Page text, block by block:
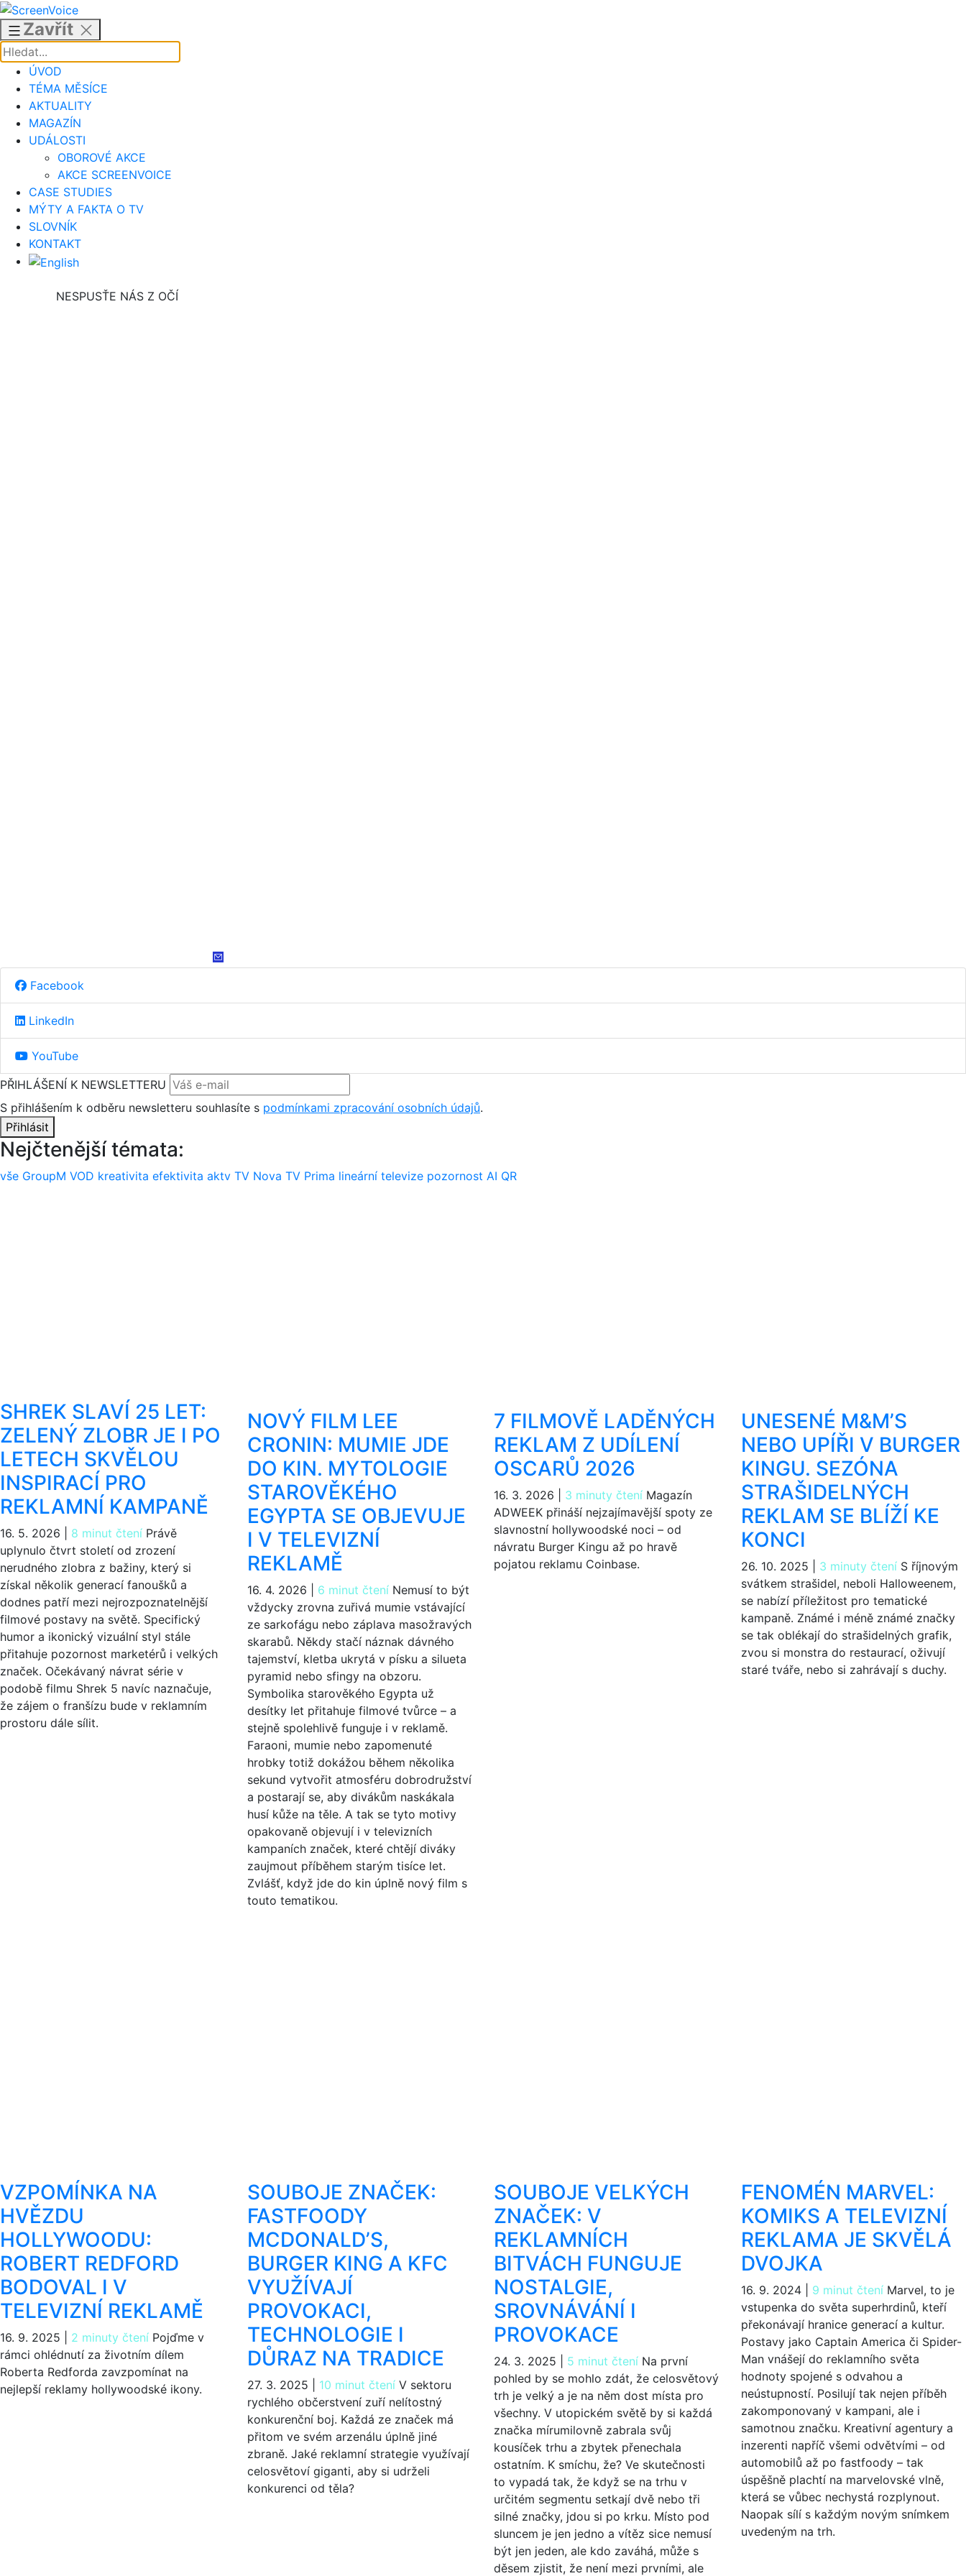
Přejít
obsahu
Zavřít
ÚVOD
TÉMA MĚSÍCE
AKTUALITY
MAGAZÍN
UDÁLOSTI
OBOROVÉ AKCE
AKCE SCREENVOICE
CASE STUDIES
MÝTY A FAKTA O TV
SLOVNÍK
KONTAKT
NESPUSŤE NÁS Z OČÍ
Facebook
LinkedIn
YouTube
PŘIHLÁŠENÍ K NEWSLETTERU
S přihlášením k odběru newsletteru souhlasíte s podmínkami zpracování osobních údajů.
Přihlásit
Nejčtenější témata:
vše GroupM VOD kreativita efektivita aktv TV Nova TV Prima lineární televize pozornost AI QR
SHREK SLAVÍ 25 LET:
ZELENÝ ZLOBR JE I PO
LETECH SKVĚLOU
INSPIRACÍ PRO
REKLAMNÍ KAMPANĚ
16. 5. 2026 8 minut čtení Právě
uplynulo čtvrt století od zrození
nerudného zlobra z bažiny, který si
získal několik generací fanoušků a
dodnes patří mezi nejrozpoznatelnější
filmové postavy na světě. Specifický
humor a ikonický vizuální styl stále
přitahuje pozornost marketérů i velkých
značek. Očekávaný návrat série v
podobě filmu Shrek 5 navíc naznačuje,
že zájem o franšízu bude v reklamním
prostoru dále sílit.
NOVÝ FILM LEE
CRONIN: MUMIE JDE
DO KIN. MYTOLOGIE
STAROVĚKÉHO
EGYPTA SE OBJEVUJE
I V TELEVIZNÍ
REKLAMĚ
16. 4. 2026 6 minut čteníNemusí to být
vždycky zrovna zuřivá mumie vstávající
ze sarkofágu nebo záplava masožravých
skarabů. Někdy stačí náznak dávného
tajemství, kletba ukrytá v písku a silueta
pyramid nebo sfingy na obzoru.
Symbolika starověkého Egypta už
desítky let přitahuje filmové tvůrce – a
stejně spolehlivě funguje i v reklamě.
Faraoni, mumie nebo zapomenuté
hrobky totiž dokážou během několika
sekund vytvořit atmosféru dobrodružství
a postarají se, aby divákům naskákala
husí kůže na těle. A tak se tyto motivy
opakovaně objevují i v televizních
kampaních značek, které chtějí diváky
zaujmout příběhem starým tisíce let.
Zvlášť, když jde do kin úplně nový film s
touto tematikou.
7 FILMOVĚ LADĚNÝCH
REKLAM Z UDÍLENÍ
OSCARŮ 2026
16. 3. 2026 3 minuty čtení Magazín
ADWEEK přináší nejzajímavější spoty ze
slavnostní hollywoodské noci – od
návratu Burger Kingu až po hravě
pojatou reklamu Coinbase.
UNESENÉ M&M’S
NEBO UPÍŘI V BURGER
KINGU. SEZÓNA
STRAŠIDELNÝCH
REKLAM SE BLÍŽÍ KE
KONCI
26. 10. 2025 3 minuty čteníS říjnovým
svátkem strašidel, neboli Halloweenem,
se nabízí příležitost pro tematické
kampaně. Známé i méně známé značky
se tak oblékají do strašidelných grafik,
zvou si monstra do restaurací, oživují
staré tváře, nebo si zahrávají s duchy.
VZPOMÍNKA NA
HVĚZDU
HOLLYWOODU:
ROBERT REDFORD
BODOVAL I V
TELEVIZNÍ REKLAMĚ
16. 9. 2025 2 minuty čtení Pojďme v
rámci ohlédnutí za životním dílem
Roberta Redforda zavzpomínat na
nejlepší reklamy hollywoodské ikony.
SOUBOJE ZNAČEK:
FASTFOODY
MCDONALD’S,
BURGER KING A KFC
VYUŽÍVAJÍ
PROVOKACI,
TECHNOLOGIE I
DŮRAZ NA TRADICE
27. 3. 2025 10 minut čteníV sektoru
rychlého občerstvení zuří nelítostný
konkurenční boj. Každá ze značek má
přitom ve svém arzenálu úplně jiné
zbraně. Jaké reklamní strategie využívají
celosvětoví giganti, aby si udrželi
konkurenci od těla?
SOUBOJE VELKÝCH
ZNAČEK: V
REKLAMNÍCH
BITVÁCH FUNGUJE
NOSTALGIE,
SROVNÁVÁNÍ I
PROVOKACE
24. 3. 2025 5 minut čtení Na první
pohled by se mohlo zdát, že celosvětový
trh je velký a je na něm dost místa pro
všechny. V utopickém světě by si každá
značka mírumilovně zabrala svůj
kousíček trhu a zbytek přenechala
ostatním. K smíchu, že? Ve skutečnosti
to vypadá tak, že když se na trhu v
určitém segmentu setkají dvě nebo tři
silné značky, jdou si po krku. Místo pod
sluncem je jen jedno a vítěz sice nemusí
být jen jeden, ale kdo zaváhá, může s
děsem zjistit, že není mezi prvními, ale
FENOMÉN MARVEL:
KOMIKS A TELEVIZNÍ
REKLAMA JE SKVĚLÁ
DVOJKA
16. 9. 2024 9 minut čteníMarvel, to je
vstupenka do světa superhrdinů, kteří
překonávají hranice generací a kultur.
Postavy jako Captain America či Spider-
Man vnášejí do reklamního světa
hodnoty spojené s odvahou a
neústupností. Posilují tak nejen příběh
zakomponovaný v kampani, ale i
samotnou značku. Kreativní agentury a
inzerenti napříč všemi odvětvími – od
automobilů až po fastfoody – tak
úspěšně plachtí na marvelovské vlně,
která se vůbec nechystá rozplynout.
Naopak sílí s každým novým snímkem
uvedeným na trh.